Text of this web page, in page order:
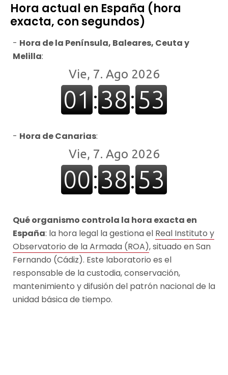
Hora actual en España (hora
exacta, con segundos)
Hora de la Península, Baleares, Ceuta y
Melilla:
Hora de Canarias:
Qué organismo controla la hora exacta en
España: la hora legal la gestiona el Real Instituto y
Observatorio de la Armada (ROA), situado en San
Fernando (Cádiz). Este laboratorio es el
responsable de la custodia, conservación,
mantenimiento y difusión del patrón nacional de la
unidad básica de tiempo.